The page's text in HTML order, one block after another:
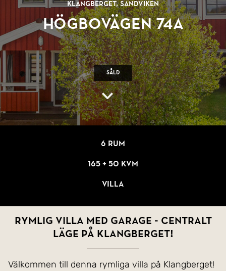
klangberget, Sandviken
Högbovägen 74A
Såld
6 rum
165 + 50 kvm
Villa
Rymlig villa med garage - centralt
läge på Klangberget!
Välkommen till denna rymliga villa på Klangberget!